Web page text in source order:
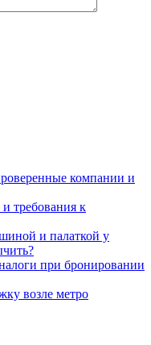
компании и
требования к
и палаткой у
при бронировании
возле метро